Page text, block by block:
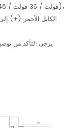
الكابل الأحمر (+)
يرجى التأكد من